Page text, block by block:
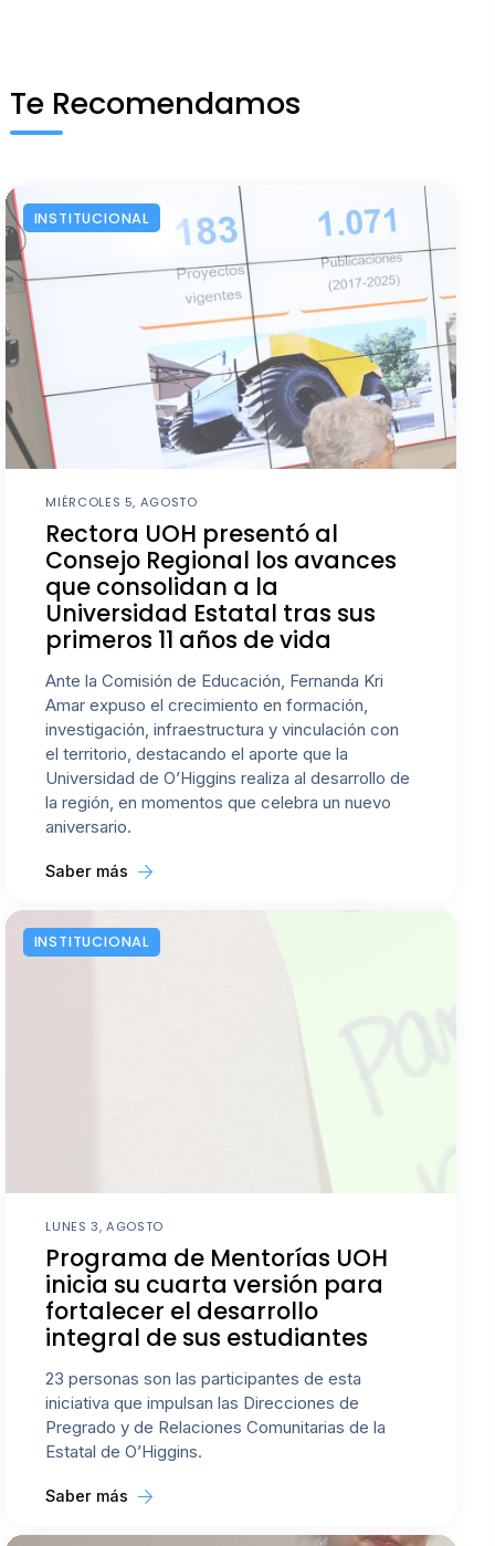
Te Recomendamos
INSTITUCIONAL
MIÉRCOLES 5, AGOSTO
Rectora UOH presentó al
Consejo Regional los avances
que consolidan a la
Universidad Estatal tras sus
primeros 11 años de vida
Ante la Comisión de Educación, Fernanda Kri
Amar expuso el crecimiento en formación,
investigación, infraestructura y vinculación con
el territorio, destacando el aporte que la
Universidad de O’Higgins realiza al desarrollo de
la región, en momentos que celebra un nuevo
aniversario.
Saber más
INSTITUCIONAL
LUNES 3, AGOSTO
Programa de Mentorías UOH
inicia su cuarta versión para
fortalecer el desarrollo
integral de sus estudiantes
23 personas son las participantes de esta
iniciativa que impulsan las Direcciones de
Pregrado y de Relaciones Comunitarias de la
Estatal de O’Higgins.
Saber más